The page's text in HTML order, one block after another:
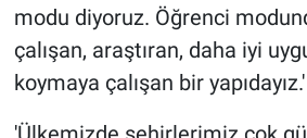
modu diyoruz. Öğrenci
çalışan, araştıran, daha iyi
koymaya çalışan bir yapıdayız.'